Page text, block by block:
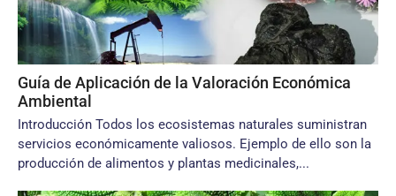
Guía de Aplicación de la Valoración Económica
Ambiental
Introducción Todos los ecosistemas naturales suministran
servicios económicamente valiosos. Ejemplo de ello son la
producción de alimentos y plantas medicinales,...